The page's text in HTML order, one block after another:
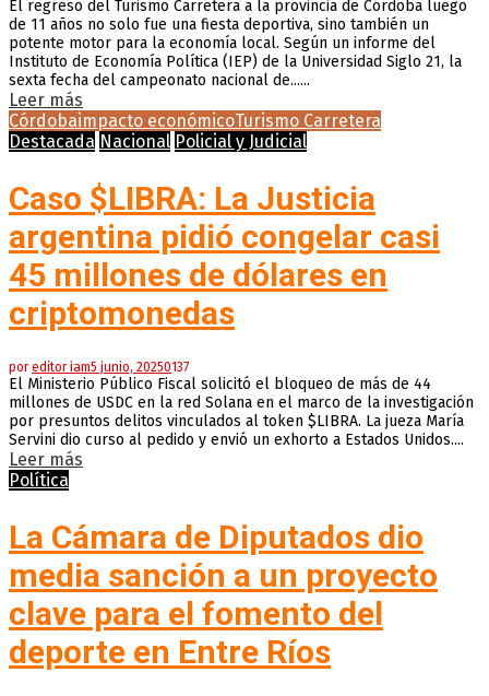
El regreso del Turismo Carretera a la provincia de Córdoba luego
de 11 años no solo fue una fiesta deportiva, sino también un
potente motor para la economía local. Según un informe del
Instituto de Economía Política (IEP) de la Universidad Siglo 21, la
sexta fecha del campeonato nacional de......
Leer más
Córdobaimpacto económicoTurismo Carretera
Destacada Nacional Policial y Judicial
Caso $LIBRA: La Justicia
argentina pidió congelar casi
45 millones de dólares en
criptomonedas
poreditor iam5 junio, 20250137
El Ministerio Público Fiscal solicitó el bloqueo de más de 44
millones de USDC en la red Solana en el marco de la investigación
por presuntos delitos vinculados al token $LIBRA. La jueza María
Servini dio curso al pedido y envió un exhorto a Estados Unidos....
Leer más
Política
La Cámara de Diputados dio
media sanción a un proyecto
clave para el fomento del
deporte en Entre Ríos